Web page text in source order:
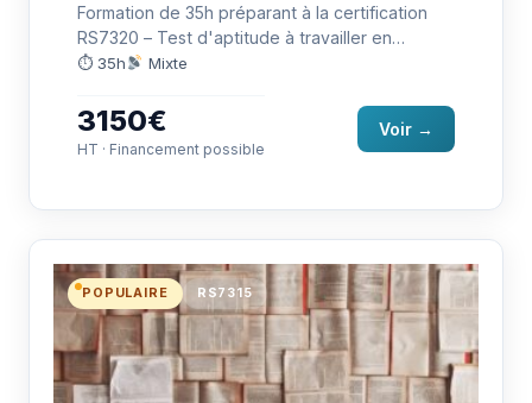
Formation de 35h préparant à la certification
RS7320 – Test d'aptitude à travailler en
japonais (LILATE) : communiquer…
⏱ 35h Mixte
3150€
HT · Financement possible
Voir →
POPULAIRE RS7315